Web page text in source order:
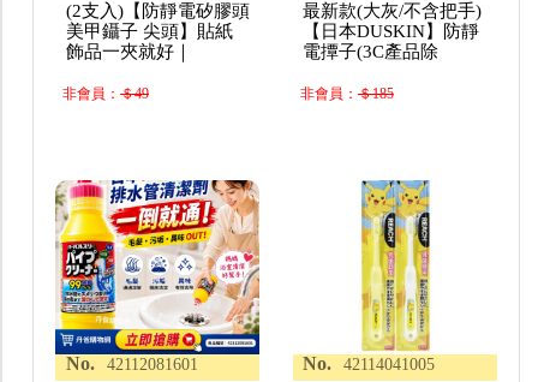
(2支入)【防靜電矽膠頭
美甲鑷子 尖頭】貼紙
飾品一夾就好｜
非會員：＄49
最新款(大灰/不含把手)
【日本DUSKIN】防靜
電撢子(3C產品除
非會員：＄185
No. 42112081601 No. 42114041005